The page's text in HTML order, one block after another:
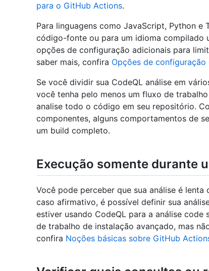
para o GitHub Actions.
Para linguagens como JavaScript, Python e
código-fonte ou para um idioma compilado
opções de configuração adicionais para
saber mais, confira Opções de
Se você dividir sua CodeQL análise em
você tenha pelo menos um fluxo de
analise todo o código em seu repositório.
componentes, alguns comportamentos de
um build completo.
Execução somente durante
Você pode perceber que sua análise é lenta
caso afirmativo, é possível definir sua
estiver usando CodeQL para a análise
de trabalho de instalação avançado, mas
confira Noções básicas sobre GitHub